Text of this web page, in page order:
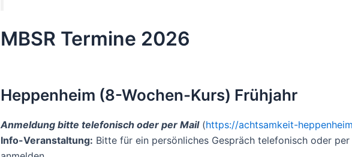
MBSR Termine 2026
Heppenheim (8-Wochen-Kurs) Frühjahr
Anmeldung bitte telefonisch oder per Mail(https://achtsamkeit-
Info-Veranstaltung: Bitte für ein persönliches Gespräch telefonisch oder per